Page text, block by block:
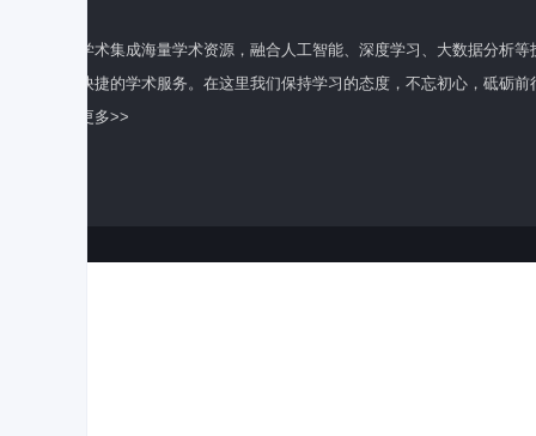
百度学术集成海量学术资源，融合人工智能、深度学习、大数据分析
全面快捷的学术服务。在这里我们保持学习的态度，不忘初心，砥砺前
了解更多>>